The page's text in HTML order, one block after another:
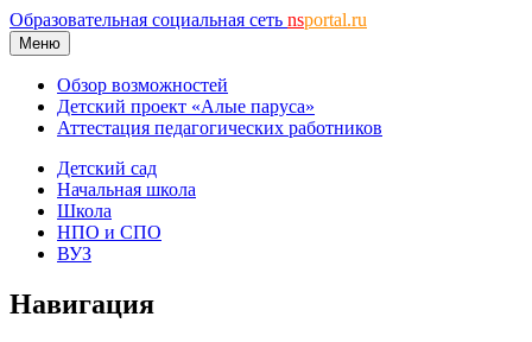
Образовательная социальная сеть nsportal.ru
Меню
Обзор возможностей
Детский проект «Алые паруса»
Аттестация педагогических работников
Детский сад
Начальная школа
Школа
НПО и СПО
ВУЗ
Навигация